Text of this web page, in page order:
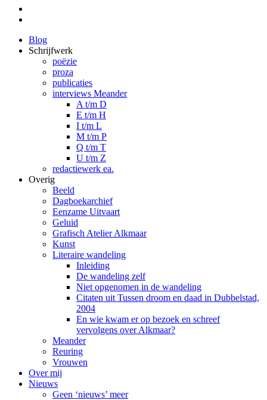
Blog
Schrijfwerk
poëzie
proza
publicaties
interviews Meander
A t/m D
E t/m H
I t/m L
M t/m P
Q t/m T
U t/m Z
redactiewerk ea.
Overig
Beeld
Dagboekarchief
Eenzame Uitvaart
Geluid
Grafisch Atelier Alkmaar
Kunst
Literaire wandeling
Inleiding
De wandeling zelf
Niet opgenomen in de wandeling
Citaten uit Tussen droom en daad in Dubbelstad,
2004
En wie kwam er op bezoek en schreef
vervolgens over Alkmaar?
Meander
Reuring
Vrouwen
Over mij
Nieuws
Geen ‘nieuws’ meer